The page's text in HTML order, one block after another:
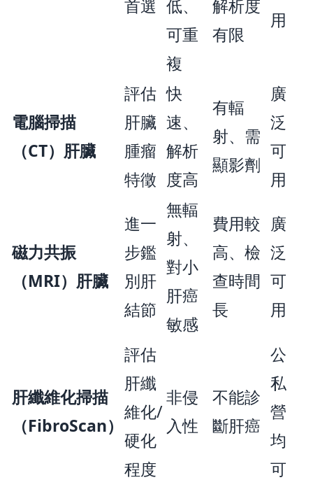
首選 低、
可重
複
解析度
有限
用
電腦掃描
（CT）肝臟
評估
肝臟
腫瘤
特徵
快
速、
解析
度高
有輻
射、需
顯影劑
廣
泛
可
用
磁力共振
（MRI）肝臟
進一
步鑑
別肝
結節
無輻
射、
對小
肝癌
敏感
費用較
高、檢
查時間
長
廣
泛
可
用
肝纖維化掃描
（FibroScan）
評估
肝纖
維化/
硬化
程度
非侵
入性
不能診
斷肝癌
公
私
營
均
可